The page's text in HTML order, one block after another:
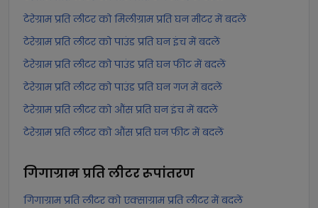
टेरेग्राम प्रति लीटर को मिलीग्राम प्रति घन मीटर में बदलें
टेरेग्राम प्रति लीटर को पाउंड प्रति घन इंच में बदलें
टेरेग्राम प्रति लीटर को पाउंड प्रति घन फीट में बदलें
टेरेग्राम प्रति लीटर को पाउंड प्रति घन गज में बदलें
टेरेग्राम प्रति लीटर को औंस प्रति घन इंच में बदलें
टेरेग्राम प्रति लीटर को औंस प्रति घन फीट में बदलें
गिगाग्राम प्रति लीटररूपांतरण
गिगाग्राम प्रति लीटर को एक्साग्राम प्रति लीटर में बदलें